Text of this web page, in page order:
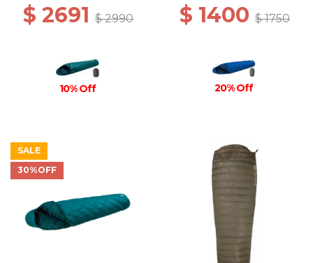
$ 2691 $ 2990
10% Off
$ 1400 $ 1750
20% Off
SALE
30%OFF